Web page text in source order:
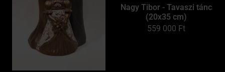
Nagy Tibor - Tavaszi tánc
(20x35 cm)
559 000 Ft